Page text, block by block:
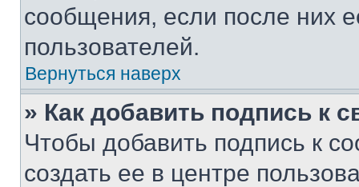
сообщения, если после них
пользователей.
Вернуться наверх
» Как добавить подпись к
Чтобы добавить подпись к
создать ее в центре